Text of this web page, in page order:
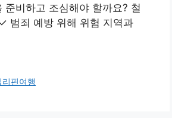
비하고 조심해야 할까요? 철
범죄 예방 위해 위험 지역과
리핀여행